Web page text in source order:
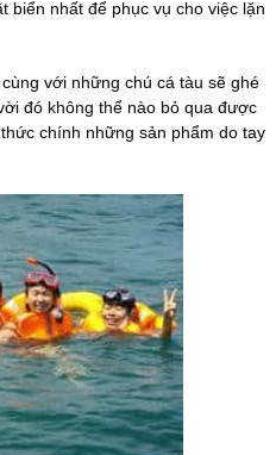
biển nhất để phục vụ cho việc lặn
với những chú cá tàu sẽ ghé
đó không thể nào bỏ qua được
chính những sản phẩm do tay